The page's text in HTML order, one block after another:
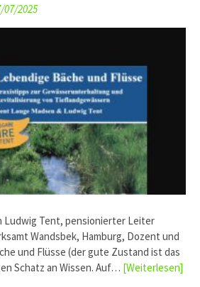
07/2025
Ludwig Tent, pensionierter Leiter
Wandsbek, Hamburg, Dozent und
und Flüsse (der gute Zustand ist das
Schatz an Wissen. Auf… [Weiterlesen]